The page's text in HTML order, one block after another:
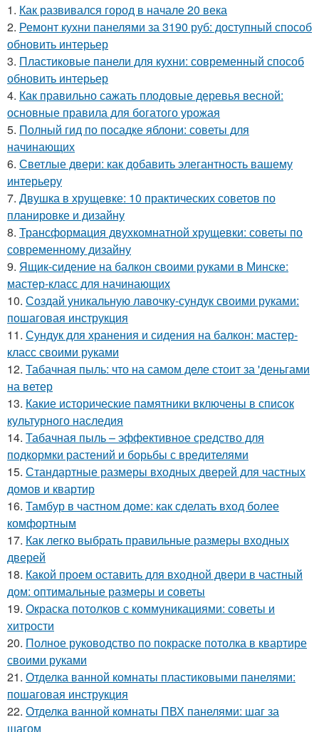
1. Как развивался город в начале 20 века
2. Ремонт кухни панелями за 3190 руб: доступный способ
обновить интерьер
3. Пластиковые панели для кухни: современный способ
обновить интерьер
4. Как правильно сажать плодовые деревья весной:
основные правила для богатого урожая
5. Полный гид по посадке яблони: советы для
начинающих
6. Светлые двери: как добавить элегантность вашему
интерьеру
7. Двушка в хрущевке: 10 практических советов по
планировке и дизайну
8. Трансформация двухкомнатной хрущевки: советы по
современному дизайну
9. Ящик-сидение на балкон своими руками в Минске:
мастер-класс для начинающих
10. Создай уникальную лавочку-сундук своими руками:
пошаговая инструкция
11. Сундук для хранения и сидения на балкон: мастер-
класс своими руками
12. Табачная пыль: что на самом деле стоит за 'деньгами
на ветер
13. Какие исторические памятники включены в список
культурного наследия
14. Табачная пыль – эффективное средство для
подкормки растений и борьбы с вредителями
15. Стандартные размеры входных дверей для частных
домов и квартир
16. Тамбур в частном доме: как сделать вход более
комфортным
17. Как легко выбрать правильные размеры входных
дверей
18. Какой проем оставить для входной двери в частный
дом: оптимальные размеры и советы
19. Окраска потолков с коммуникациями: советы и
хитрости
20. Полное руководство по покраске потолка в квартире
своими руками
21. Отделка ванной комнаты пластиковыми панелями:
пошаговая инструкция
22. Отделка ванной комнаты ПВХ панелями: шаг за
шагом